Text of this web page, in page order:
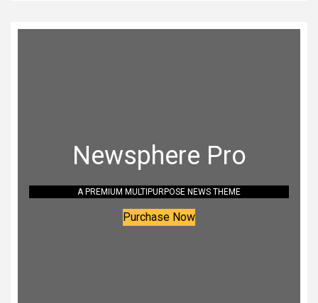
Newsphere Pro
A PREMIUM MULTIPURPOSE NEWS THEME
Purchase Now